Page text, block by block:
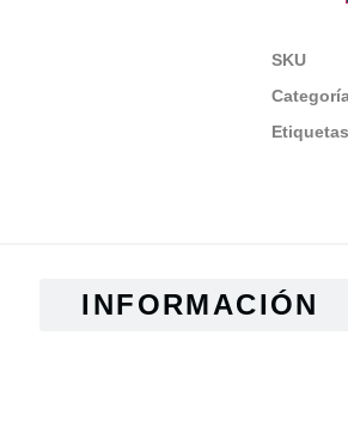
SKU
Etiquetas
INFORMACIÓN